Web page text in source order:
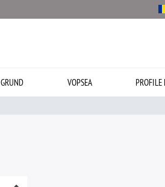
GRUND VOPSEA PROFILE